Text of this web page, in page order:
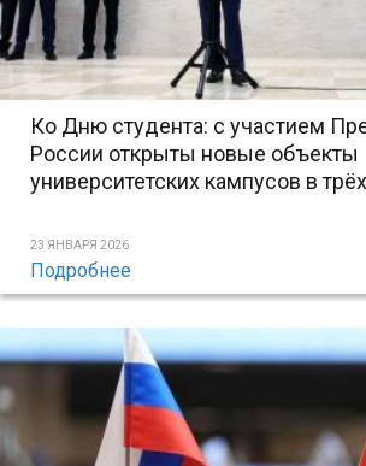
Ко Дню студента: с участием
России открыты новые объекты
университетских кампусов в
23 ЯНВАРЯ 2026
Подробнее